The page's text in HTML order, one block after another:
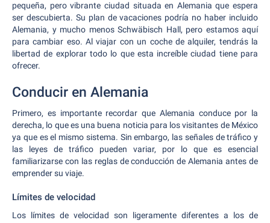
pequeña, pero vibrante ciudad situada en Alemania que espera
ser descubierta. Su plan de vacaciones podría no haber incluido
Alemania, y mucho menos Schwäbisch Hall, pero estamos aquí
para cambiar eso. Al viajar con un coche de alquiler, tendrás la
libertad de explorar todo lo que esta increíble ciudad tiene para
ofrecer.
Conducir en Alemania
Primero, es importante recordar que Alemania conduce por la
derecha, lo que es una buena noticia para los visitantes de México
ya que es el mismo sistema. Sin embargo, las señales de tráfico y
las leyes de tráfico pueden variar, por lo que es esencial
familiarizarse con las reglas de conducción de Alemania antes de
emprender su viaje.
Límites de velocidad
Los límites de velocidad son ligeramente diferentes a los de